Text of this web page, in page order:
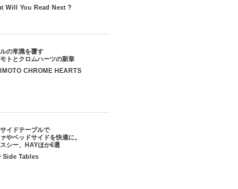
Will You Read Next ?
の常識を覆す
モトとクロムハーツの新章
CHROME HEARTS
イドテーブルで
やベッドサイドを快適に。
シー、HAYほか6選
Side Tables